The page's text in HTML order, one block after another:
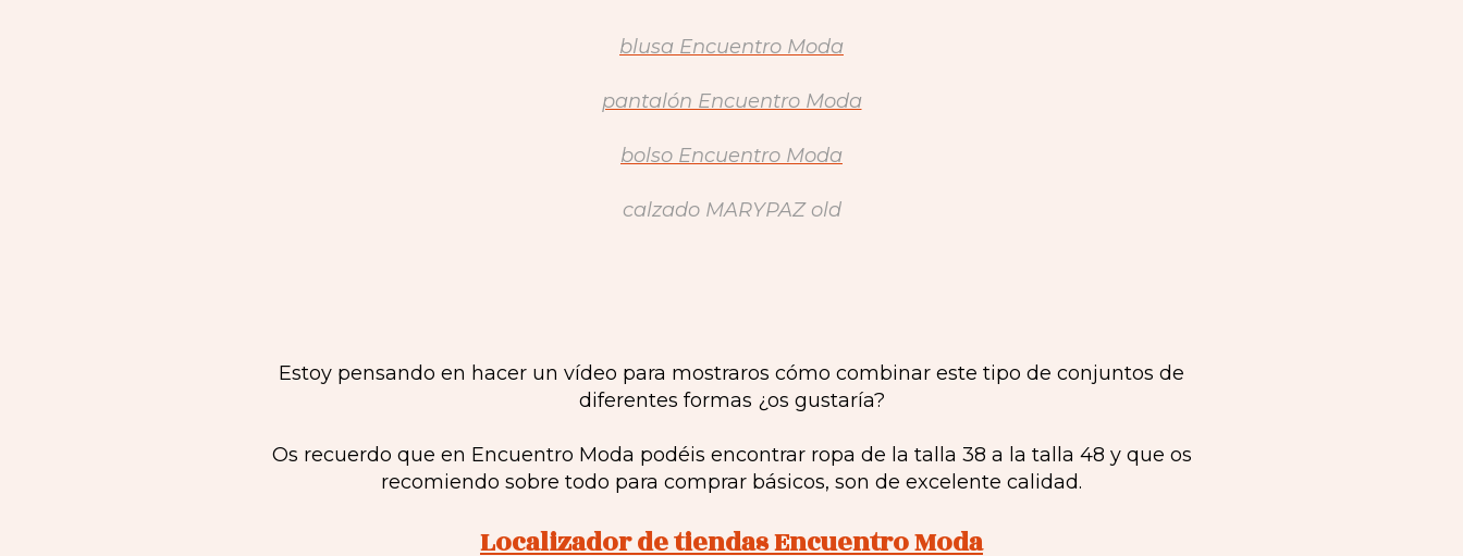
blusa Encuentro Moda
pantalón Encuentro Moda
bolso Encuentro Moda
calzado MARYPAZ old
Estoy pensando en hacer un vídeo para mostraros cómo combinar este tipo de conjuntos de
diferentes formas ¿os gustaría?
Os recuerdo que en Encuentro Moda podéis encontrar ropa de la talla 38 a la talla 48 y que os
recomiendo sobre todo para comprar básicos, son de excelente calidad.
Localizador de tiendas Encuentro Moda